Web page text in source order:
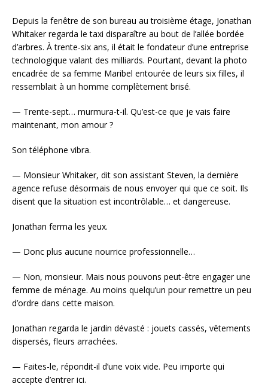
Depuis la fenêtre de son bureau au troisième étage, Jonathan
Whitaker regarda le taxi disparaître au bout de l’allée bordée
d’arbres. À trente-six ans, il était le fondateur d’une entreprise
technologique valant des milliards. Pourtant, devant la photo
encadrée de sa femme Maribel entourée de leurs six filles, il
ressemblait à un homme complètement brisé.
— Trente-sept… murmura-t-il. Qu’est-ce que je vais faire
maintenant, mon amour ?
Son téléphone vibra.
— Monsieur Whitaker, dit son assistant Steven, la dernière
agence refuse désormais de nous envoyer qui que ce soit. Ils
disent que la situation est incontrôlable… et dangereuse.
Jonathan ferma les yeux.
— Donc plus aucune nourrice professionnelle…
— Non, monsieur. Mais nous pouvons peut-être engager une
femme de ménage. Au moins quelqu’un pour remettre un peu
d’ordre dans cette maison.
Jonathan regarda le jardin dévasté : jouets cassés, vêtements
dispersés, fleurs arrachées.
— Faites-le, répondit-il d’une voix vide. Peu importe qui
accepte d’entrer ici.